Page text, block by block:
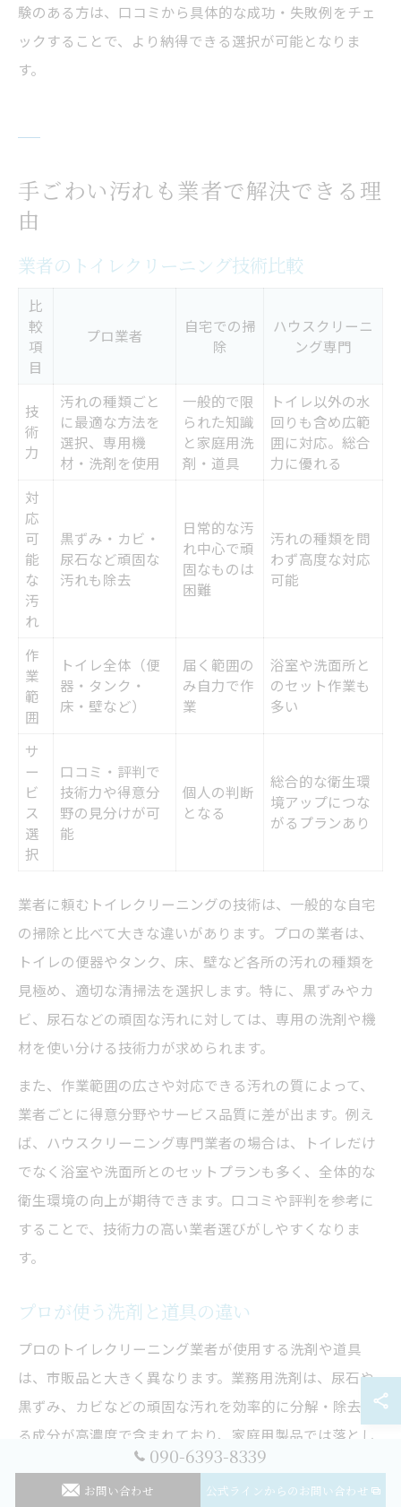
験のある方は、口コミから具体的な成功・失敗例をチェ
ックすることで、より納得できる選択が可能となりま
す。
手ごわい汚れも業者で解決できる理
由
業者のトイレクリーニング技術比較
比
較
項
目
プロ業者
自宅での掃
除
ハウスクリーニ
ング専門
技
術
力
汚れの種類ごと
に最適な方法を
選択、専用機
材・洗剤を使用
一般的で限
られた知識
と家庭用洗
剤・道具
トイレ以外の水
回りも含め広範
囲に対応。総合
力に優れる
対
応
可
能
な
汚
れ
黒ずみ・カビ・
尿石など頑固な
汚れも除去
日常的な汚
れ中心で頑
固なものは
困難
汚れの種類を問
わず高度な対応
可能
作
業
範
囲
トイレ全体（便
器・タンク・
床・壁など）
届く範囲の
み自力で作
業
浴室や洗面所と
のセット作業も
多い
サ
ー
ビ
ス
選
択
口コミ・評判で
技術力や得意分
野の見分けが可
能
個人の判断
となる
総合的な衛生環
境アップにつな
がるプランあり
業者に頼むトイレクリーニングの技術は、一般的な自宅
の掃除と比べて大きな違いがあります。プロの業者は、
トイレの便器やタンク、床、壁など各所の汚れの種類を
見極め、適切な清掃法を選択します。特に、黒ずみやカ
ビ、尿石などの頑固な汚れに対しては、専用の洗剤や機
材を使い分ける技術力が求められます。
また、作業範囲の広さや対応できる汚れの質によって、
業者ごとに得意分野やサービス品質に差が出ます。例え
ば、ハウスクリーニング専門業者の場合は、トイレだけ
でなく浴室や洗面所とのセットプランも多く、全体的な
衛生環境の向上が期待できます。口コミや評判を参考に
することで、技術力の高い業者選びがしやすくなりま
す。
プロが使う洗剤と道具の違い
プロのトイレクリーニング業者が使用する洗剤や道具
は、市販品と大きく異なります。業務用洗剤は、尿石や
黒ずみ、カビなどの頑固な汚れを効率的に分解・除去す
る成分が高濃度で含まれており、家庭用製品では落とし
きれない汚れにも対応可能です。一方で、素材や設備に
ダメージを与えないよう、洗剤の種類や濃度を適切に選
090-6393-8339
お問い合わせ 公式ラインからのお問い合わせ